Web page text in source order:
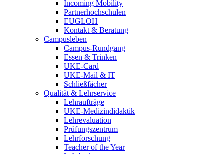
Incoming Mobility
Partnerhochschulen
EUGLOH
Kontakt & Beratung
Campusleben
Campus-Rundgang
Essen & Trinken
UKE-Card
UKE-Mail & IT
Schließfächer
Qualität & Lehrservice
Lehraufträge
UKE-Medizindidaktik
Lehrevaluation
Prüfungszentrum
Lehrforschung
Teacher of the Year